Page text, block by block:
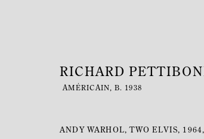
RICHARD
AMÉRICAIN,B. 1938
ANDY WARHOL, TWO ELVIS, 1964,